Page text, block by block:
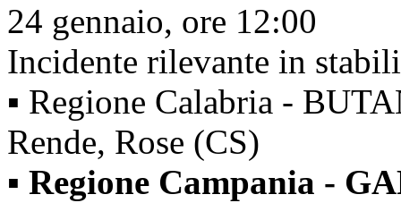
24 gennaio, ore 12:00
Incidente rilevante in
▪ Regione Calabria -
Rende, Rose (CS)
▪ Regione Campania -